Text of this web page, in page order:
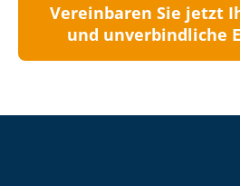
Vereinbaren Sie jetzt
und unverbindliche